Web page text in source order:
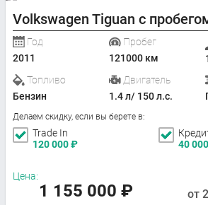
Volkswagen Tiguan с
Год
2011
Пробег
121000 км
Топливо
Бензин
Двигатель
1.4 л/ 150 л.с.
Делаем скидку, если вы берете в:
Trade In
120 000₽
40 000
Цена:
1 155 000 ₽ от